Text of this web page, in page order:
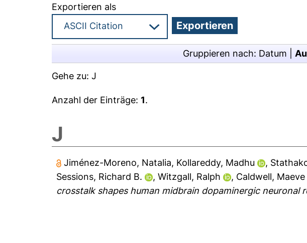
Exportieren als
Gruppieren nach: Datum
Gehe zu:J
Anzahl der Einträge:1.
J
Jiménez-Moreno, Natalia, Kollareddy, Madhu ,
Sessions, Richard B.
,Witzgall, Ralph , Caldwell, Maeve
crosstalk shapes human midbrain dopaminergic neuronal